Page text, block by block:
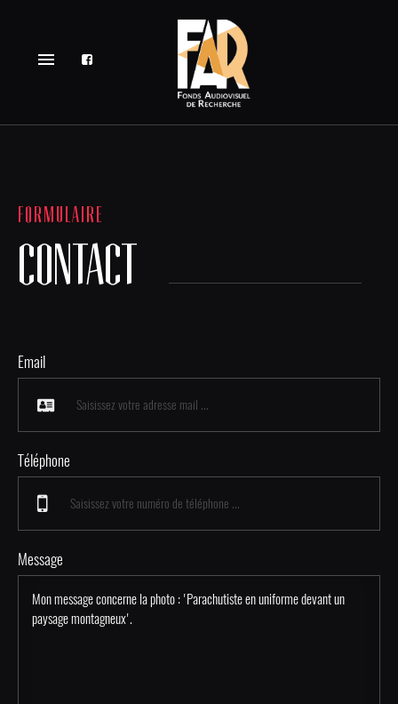
menu
FORMULAIRE
CONTACT
Email
Téléphone
Message